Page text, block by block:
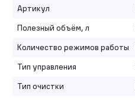
Артикул
Полезный объём, л
Количество режимов работы
Тип управления
Тип очистки